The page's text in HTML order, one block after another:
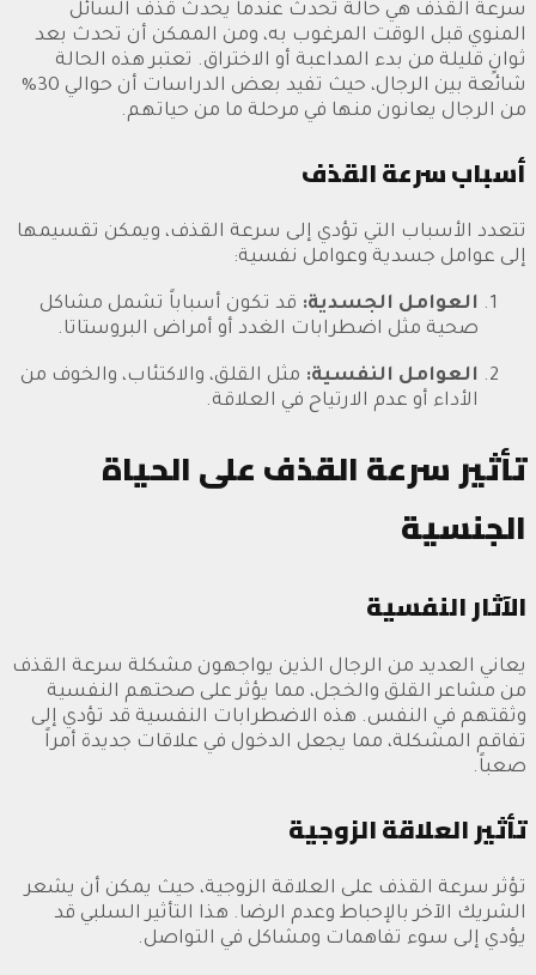
سرعة القذف هي حالة تحدث عندما يحدث قذف السائل
المنوي قبل الوقت المرغوب به، ومن الممكن أن تحدث بعد
ثوانٍ قليلة من بدء المداعبة أو الاختراق. تعتبر هذه الحالة
شائعة بين الرجال، حيث تفيد بعض الدراسات أن حوالي 30%
من الرجال يعانون منها في مرحلة ما من حياتهم.
أسباب سرعة القذف
تتعدد الأسباب التي تؤدي إلى سرعة القذف، ويمكن تقسيمها
إلى عوامل جسدية وعوامل نفسية:
العوامل الجسدية: قد تكون أسباباً تشمل مشاكل
صحية مثل اضطرابات الغدد أو أمراض البروستاتا.
العوامل النفسية: مثل القلق، والاكتئاب، والخوف من
الأداء أو عدم الارتياح في العلاقة.
تأثير سرعة القذف على الحياة
الجنسية
الآثار النفسية
يعاني العديد من الرجال الذين يواجهون مشكلة سرعة القذف
من مشاعر القلق والخجل، مما يؤثر على صحتهم النفسية
وثقتهم في النفس. هذه الاضطرابات النفسية قد تؤدي إلى
تفاقم المشكلة، مما يجعل الدخول في علاقات جديدة أمراً
صعباً.
تأثير العلاقة الزوجية
تؤثر سرعة القذف على العلاقة الزوجية، حيث يمكن أن يشعر
الشريك الآخر بالإحباط وعدم الرضا. هذا التأثير السلبي قد
يؤدي إلى سوء تفاهمات ومشاكل في التواصل.